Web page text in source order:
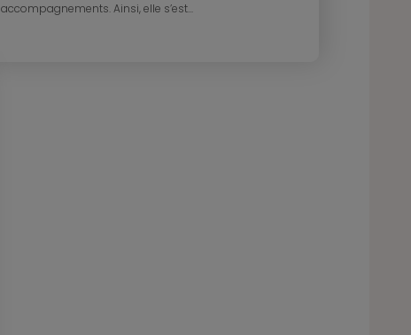
accompagnements. Ainsi, elle s’est...